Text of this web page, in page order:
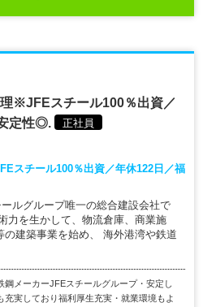
理※JFEスチール100％出資／
定性◎.
正社員
スチール100％出資／年休122日／福
ルグループ唯一の総合建設会社で
力を生かして、物流倉庫、商業施
建築事業を始め、 海外港湾や鉄道
鋼メーカーJFEスチールグループ・安定し
充実しており福利厚生充実・就業環境もよ